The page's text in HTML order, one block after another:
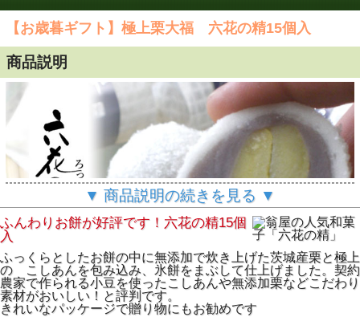
【お歳暮ギフト】極上栗大福 六花の精15個入
商品説明
▼ 商品説明の続きを見る ▼
ふんわりお餅が好評です！六花の精15個
入
ふっくらとしたお餅の中に無添加で炊き上げた茨城産栗と極上
の こしあんを包み込み、氷餅をまぶして仕上げました。契約
農家で作られる小豆を使ったこしあんや無添加栗などこだわり
素材がおいしい！と評判です。
きれいなパッケージで贈り物にもお勧めです